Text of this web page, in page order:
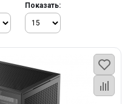
Показать: